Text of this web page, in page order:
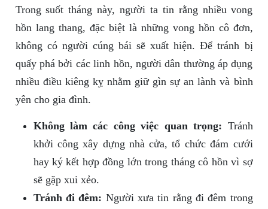
Trong suốt tháng này, người ta tin rằng nhiều vong
hồn lang thang, đặc biệt là những vong hồn cô đơn,
không có người cúng bái sẽ xuất hiện. Để tránh bị
quấy phá bởi các linh hồn, người dân thường áp dụng
nhiều điều kiêng kỵ nhằm giữ gìn sự an lành và bình
yên cho gia đình.
Không làm các công việc quan trọng: Tránh
khởi công xây dựng nhà cửa, tổ chức đám cưới
hay ký kết hợp đồng lớn trong tháng cô hồn vì sợ
sẽ gặp xui xẻo.
Tránh đi đêm: Người xưa tin rằng đi đêm trong